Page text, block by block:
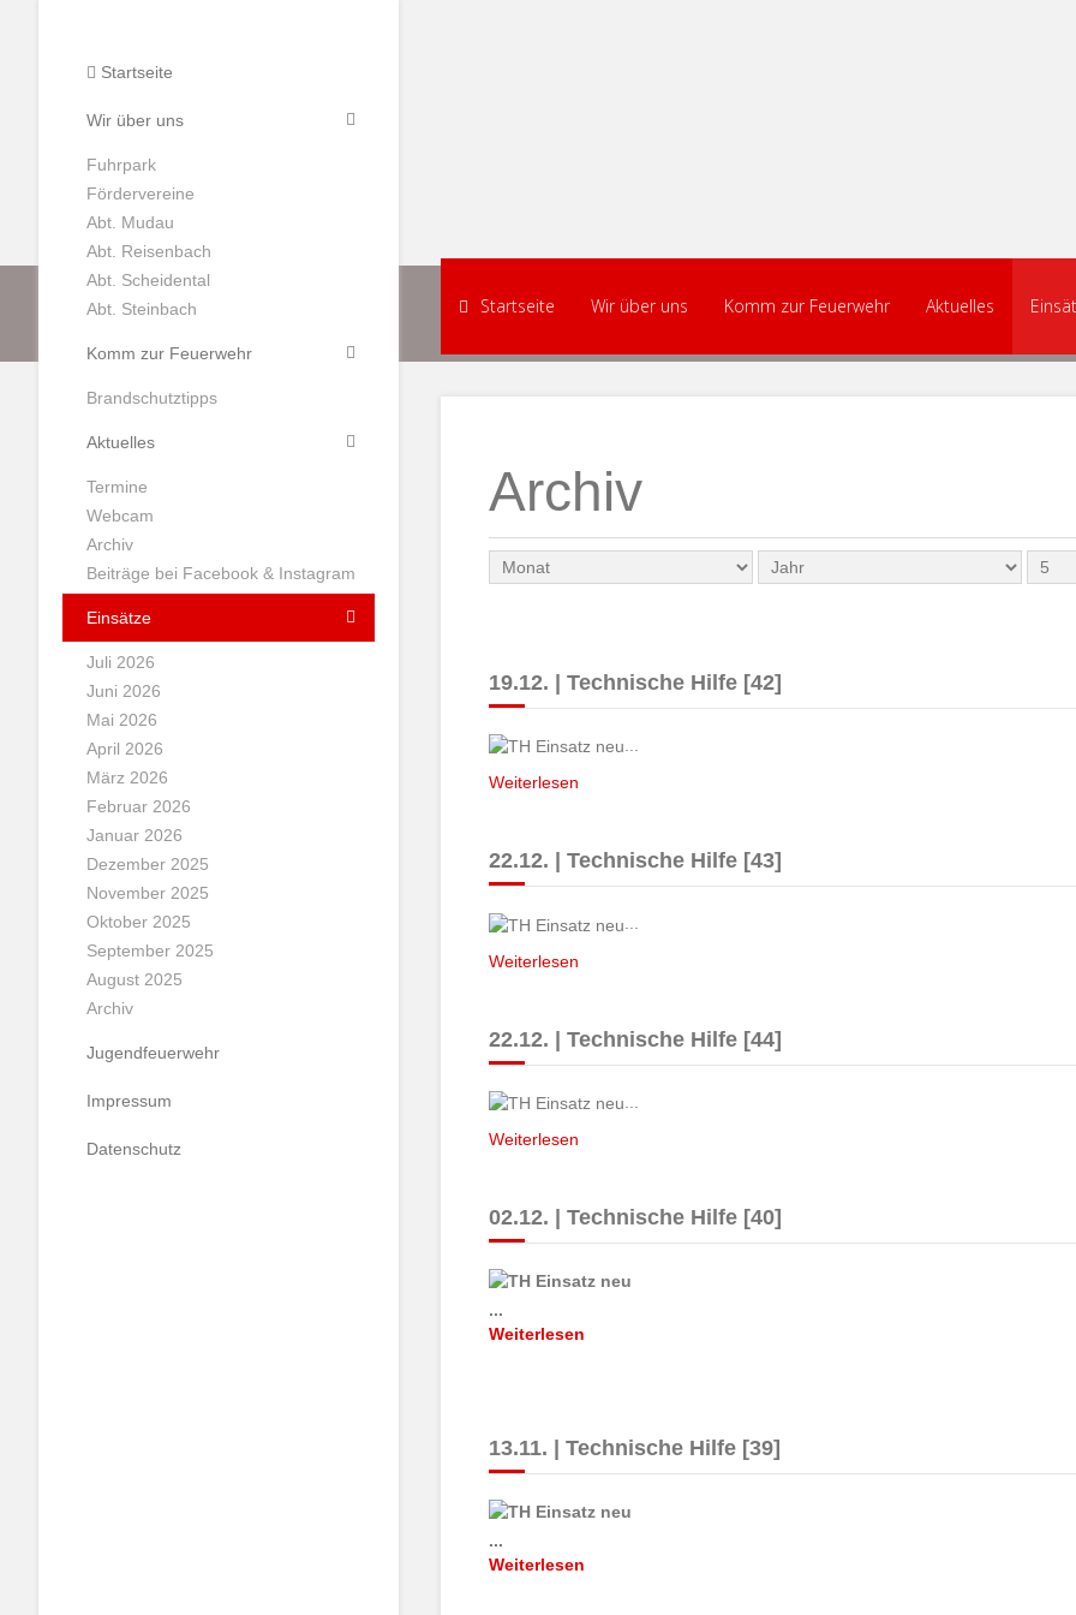
Startseite
Wir über uns
Fuhrpark
Fördervereine
Abt. Mudau
Abt. Reisenbach
Abt. Scheidental
Abt. Steinbach
Komm zur Feuerwehr
Brandschutztipps
Aktuelles
Termine
Webcam
Archiv
Beiträge bei Facebook & Instagram
Einsätze
Juli 2026
Juni 2026
Mai 2026
April 2026
März 2026
Februar 2026
Januar 2026
Dezember 2025
November 2025
Oktober 2025
September 2025
August 2025
Archiv
Jugendfeuerwehr
Impressum
Datenschutz
Startseite Wir über uns Komm zur Feuerwehr Aktuelles
Archiv
19.12. | Technische Hilfe [42]
Weiterlesen
22.12. | Technische Hilfe [43]
...
Weiterlesen
22.12. | Technische Hilfe [44]
Weiterlesen
02.12. | Technische Hilfe [40]
...
Weiterlesen
13.11. | Technische Hilfe [39]
...
Weiterlesen